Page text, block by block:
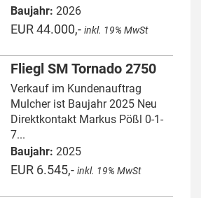
Baujahr: 2026
EUR 44.000,- inkl. 19% MwSt
Fliegl SM Tornado 2750
Verkauf im Kundenauftrag
Mulcher ist Baujahr 2025 Neu
Direktkontakt Markus Pößl 0-1-
7...
Baujahr: 2025
EUR 6.545,- inkl. 19% MwSt